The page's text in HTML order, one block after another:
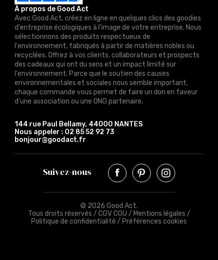
À propos de Good Act
Avec Good Act, créez en ligne en quelques clics des goodies
d'entreprise écologiques à l'image de votre entreprise. Nous
sélectionnons des produits respectueux de
l'environnement, fabriqués à partir de matières nobles ou
recyclées. Offrez à vos clients, collaborateurs et prospects
des cadeaux qui ont du sens et un impact limité sur
l'environnement. Parce que le soutien des causes
environnementales et sociales nous semble important,
chaque commande vous permet de faire un don en faveur
d'une association ou une ONG partenaire.
144 rue Paul Bellamy, 44000 NANTES
Nous appeler : 02 85 52 92 73
bonjour@goodact.fr
Suivez-nous
© 2026 Good Act.
Tous droits réservés / CGV CGU / Mentions légales /
Politique de confidentialité / Préférences cookies